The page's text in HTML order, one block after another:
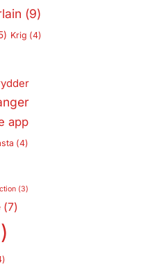
(9)
Krig (4)
app
(4)
(3)
(7)